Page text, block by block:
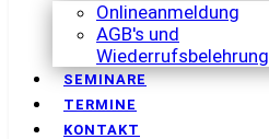
Onlineanmeldung
AGB's und
Wiederrufsbelehrung
SEMINARE
TERMINE
KONTAKT